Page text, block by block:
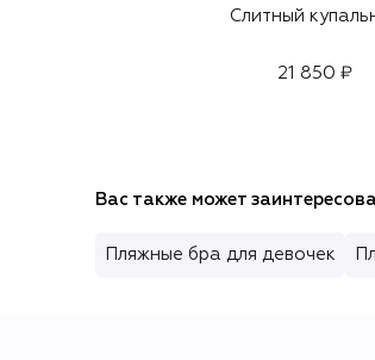
Слитный
21 850 ₽
Вас также может
Пляжные бра для девочек